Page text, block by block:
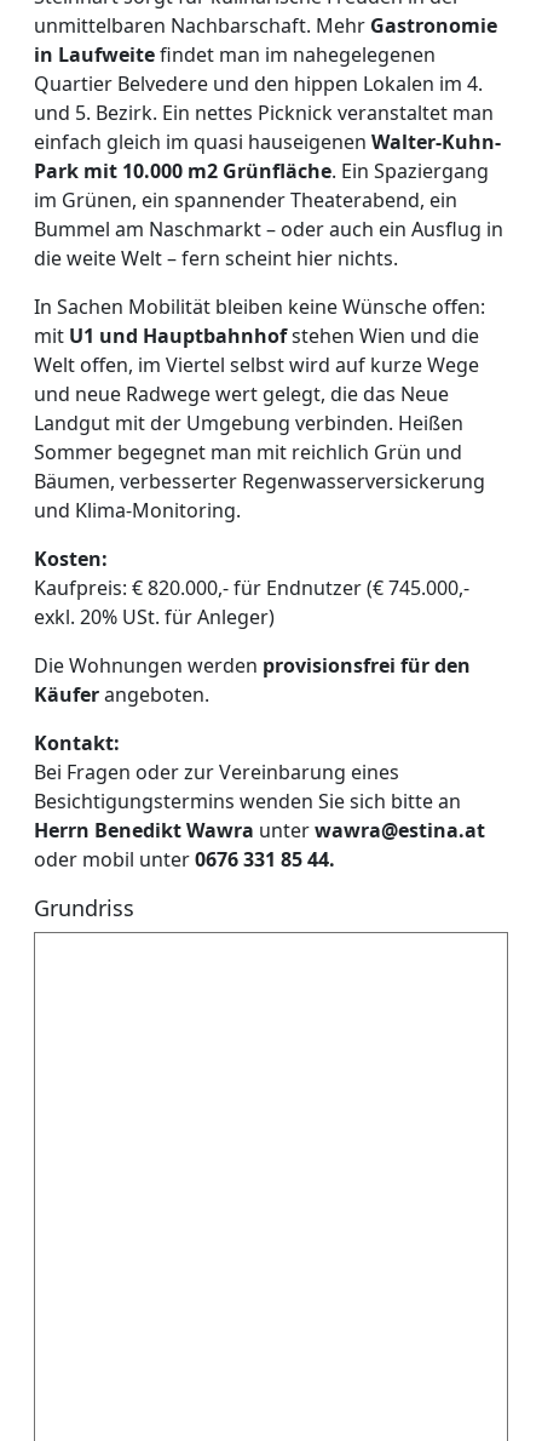
unmittelbaren Nachbarschaft. Mehr Gastronomie
in Laufweitefindet man im nahegelegenen
Quartier Belvedere und den hippen Lokalen im 4.
und 5. Bezirk. Ein nettes Picknick veranstaltet man
einfach gleich im quasi hauseigenen Walter-Kuhn-
Park mit 10.000 m2 Grünfläche. Ein Spaziergang
im Grünen, ein spannender Theaterabend, ein
Bummel am Naschmarkt – oder auch ein Ausflug in
die weite Welt – fern scheint hier nichts.
In Sachen Mobilität bleiben keine Wünsche offen:
mit U1 und Hauptbahnhofstehen Wien und die
Welt offen, im Viertel selbst wird auf kurze Wege
und neue Radwege wert gelegt, die das Neue
Landgut mit der Umgebung verbinden. Heißen
Sommer begegnet man mit reichlich Grün und
Bäumen, verbesserter Regenwasserversickerung
und Klima-Monitoring.
Kosten:
Kaufpreis: € 820.000,- für Endnutzer (€ 745.000,-
exkl. 20% USt. für Anleger)
Die Wohnungen werden provisionsfrei für den
Käuferangeboten.
Kontakt:
Bei Fragen oder zur Vereinbarung eines
Besichtigungstermins wenden Sie sich bitte an
Herrn Benedikt Wawra unterwawra@estina.at
oder mobil unter0676 331 85 44.
Grundriss